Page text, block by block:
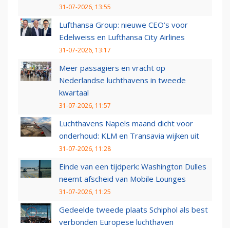
31-07-2026, 13:55
Lufthansa Group: nieuwe CEO’s voor
Edelweiss en Lufthansa City Airlines
31-07-2026, 13:17
Meer passagiers en vracht op
Nederlandse luchthavens in tweede
kwartaal
31-07-2026, 11:57
Luchthavens Napels maand dicht voor
onderhoud: KLM en Transavia wijken uit
31-07-2026, 11:28
Einde van een tijdperk: Washington Dulles
neemt afscheid van Mobile Lounges
31-07-2026, 11:25
Gedeelde tweede plaats Schiphol als best
verbonden Europese luchthaven